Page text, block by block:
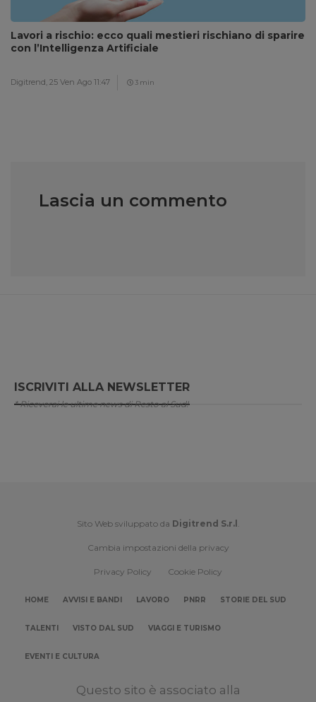
Lavori a rischio: ecco quali mestieri rischiano di sparire
con l’Intelligenza Artificiale
Digitrend, 25 Ven Ago 11:47 3 min
Lascia un commento
ISCRIVITI ALLA NEWSLETTER
* Riceverai le ultime news di Resto al Sud!
Sito Web sviluppato da Digitrend S.r.l .
Cambia impostazioni della privacy
Privacy Policy Cookie Policy
HOME AVVISI E BANDI LAVORO PNRR STORIE DEL SUD
TALENTI VISTO DAL SUD VIAGGI E TURISMO
EVENTI E CULTURA
Questo sito è associato alla